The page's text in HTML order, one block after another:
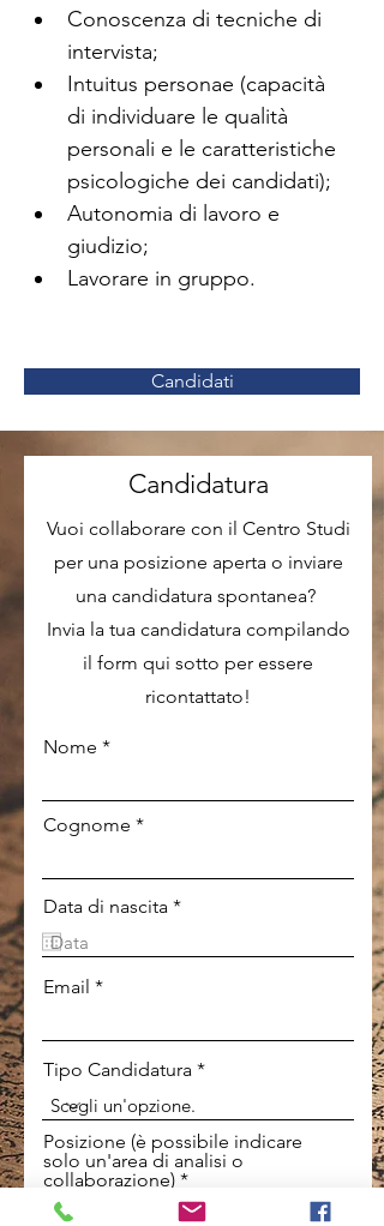
Conoscenza di tecniche di
intervista;
Intuitus personae (capacità
di individuare le qualità
personali e le caratteristiche
psicologiche dei candidati);
Autonomia di lavoro e
giudizio;
Lavorare in gruppo.
Candidati
Candidatura
Vuoi collaborare con il Centro Studi
per una posizione aperta o inviare
una candidatura spontanea?
Invia la tua candidatura compilando
il form qui sotto per essere
ricontattato!
Nome
Cognome
Data di nascita *r
u
d
Email
Tipo Candidatura
Posizione (è possibile indicare
solo un'area di analisi o
collaborazione)